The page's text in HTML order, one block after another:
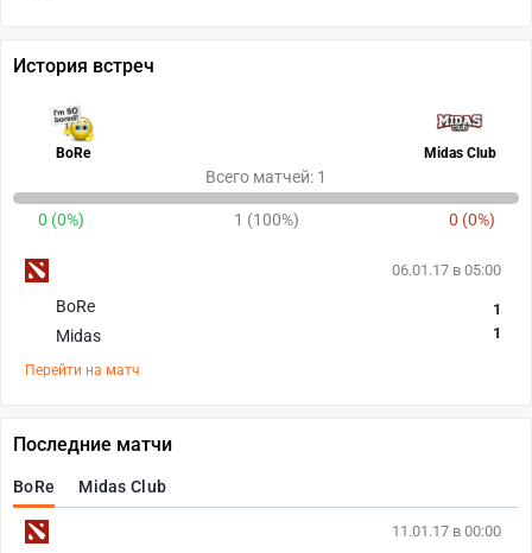
История встреч
BoRe Midas Club
Всего матчей: 1
0 (0%) 1 (100%) 0 (0%)
06.01.17 в 05:00
BoRe
Midas
1
1
Перейти на матч
Последние матчи
BoRe Midas Club
11.01.17 в 00:00